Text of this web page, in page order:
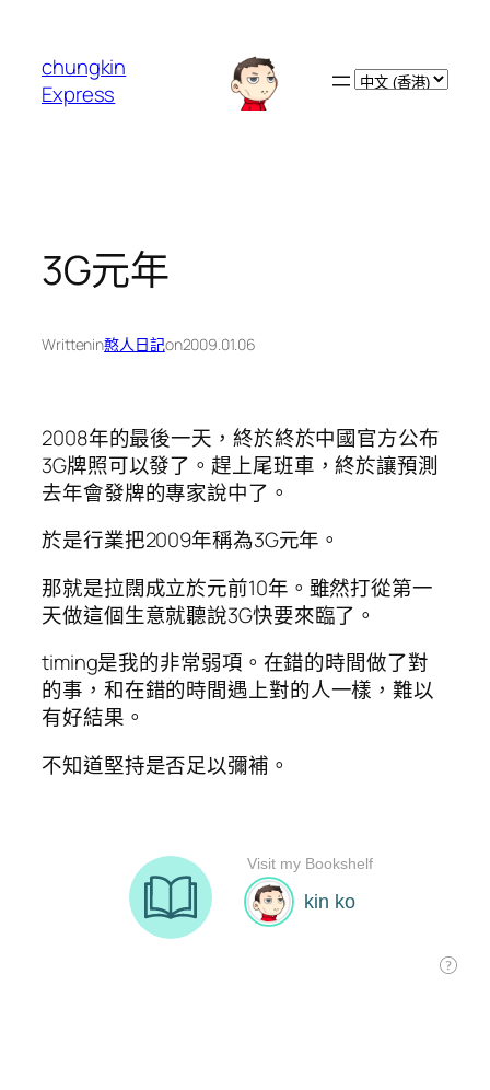
chungkin
Express
Choose
3G元年
Writtenin憨人日記on2009.01.06
2008年的最後一天，終於終於中國官方公布
3G牌照可以發了。趕上尾班車，終於讓預測
去年會發牌的專家說中了。
於是行業把2009年稱為3G元年。
那就是拉闊成立於元前10年。雖然打從第一
天做這個生意就聽說3G快要來臨了。
timing是我的非常弱項。在錯的時間做了對
的事，和在錯的時間遇上對的人一樣，難以
有好結果。
不知道堅持是否足以彌補。